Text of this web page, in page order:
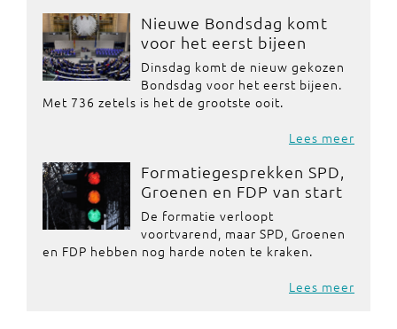
Nieuwe Bondsdag komt
voor het eerst bijeen
Dinsdag komt de nieuw gekozen
Bondsdag voor het eerst bijeen.
Met 736 zetels is het de grootste ooit.
Lees meer
Formatiegesprekken SPD,
Groenen en FDP van start
De formatie verloopt
voortvarend, maar SPD, Groenen
en FDP hebben nog harde noten te kraken.
Lees meer